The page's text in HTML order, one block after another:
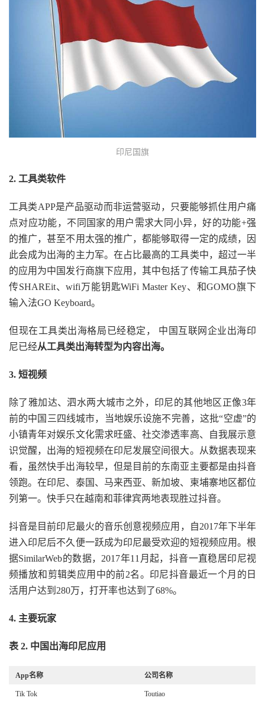
印尼国旗
2. 工具类软件
工具类APP是产品驱动而非运营驱动，只要能够抓住用户痛
点对应功能，不同国家的用户需求大同小异，好的功能+强
的推广，甚至不用太强的推广，都能够取得一定的成绩，因
此会成为出海的主力军。在占比最高的工具类中，超过一半
的应用为中国发行商旗下应用，其中包括了传输工具茄子快
传SHAREit、wifi万能钥匙WiFi Master Key、和GOMO旗下
输入法GO Keyboard。
但现在工具类出海格局已经稳定， 中国互联网企业出海印
尼已经从工具类出海转型为内容出海。
3. 短视频
除了雅加达、泗水两大城市之外，印尼的其他地区正像3年
前的中国三四线城市，当地娱乐设施不完善，这批“空虚”的
小镇青年对娱乐文化需求旺盛、社交渗透率高、自我展示意
识觉醒，出海的短视频在印尼发展空间很大。从数据表现来
看，虽然快手出海较早，但是目前的东南亚主要都是由抖音
领跑。在印尼、泰国、马来西亚、新加坡、柬埔寨地区都位
列第一。快手只在越南和菲律宾两地表现胜过抖音。
抖音是目前印尼最火的音乐创意视频应用，自2017年下半年
进入印尼后不久便一跃成为印尼最受欢迎的短视频应用。根
据SimilarWeb的数据，2017年11月起，抖音一直稳居印尼视
频播放和剪辑类应用中的前2名。印尼抖音最近一个月的日
活用户达到280万，打开率也达到了68%。
4. 主要玩家
表 2. 中国出海印尼应用
App名称 公司名称
Tik Tok Toutiao